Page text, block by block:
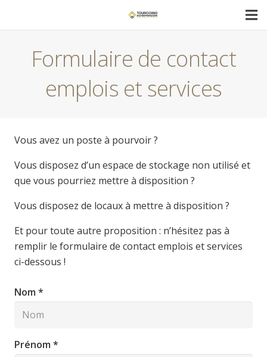
Formulaire de contact
emplois et services
Vous avez un poste à pourvoir ?
Vous disposez d’un espace de stockage non utilisé et
que vous pourriez mettre à disposition ?
Vous disposez de locaux à mettre à disposition ?
Et pour toute autre proposition : n’hésitez pas à
remplir le formulaire de contact emplois et services
ci-dessous !
Nom *
Prénom *